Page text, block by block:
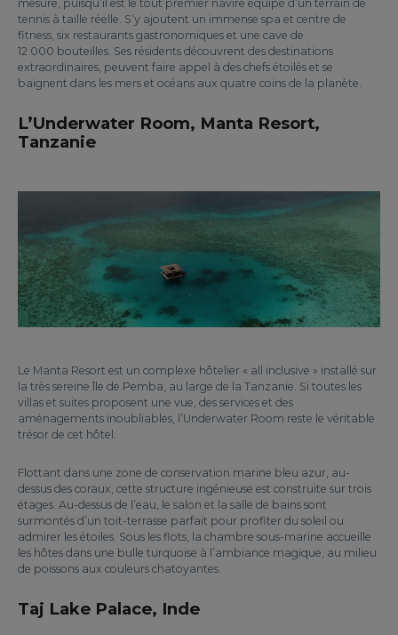
mesure, puisqu’il est le tout premier navire équipé d’un terrain de
tennis à taille réelle. S’y ajoutent un immense spa et centre de
fitness, six restaurants gastronomiques et une cave de
12 000 bouteilles. Ses résidents découvrent des destinations
extraordinaires, peuvent faire appel à des chefs étoilés et se
baignent dans les mers et océans aux quatre coins de la planète.
L’Underwater Room, Manta Resort,
Tanzanie
Le Manta Resort est un complexe hôtelier « all inclusive » installé sur
la très sereine île de Pemba, au large de la Tanzanie. Si toutes les
villas et suites proposent une vue, des services et des
aménagements inoubliables, l’Underwater Room reste le véritable
trésor de cet hôtel.
Flottant dans une zone de conservation marine bleu azur, au-
dessus des coraux, cette structure ingénieuse est construite sur trois
étages. Au-dessus de l’eau, le salon et la salle de bains sont
surmontés d’un toit-terrasse parfait pour profiter du soleil ou
admirer les étoiles. Sous les flots, la chambre sous-marine accueille
les hôtes dans une bulle turquoise à l’ambiance magique, au milieu
de poissons aux couleurs chatoyantes.
Taj Lake Palace, Inde